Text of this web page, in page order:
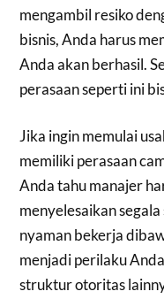
mengambil resiko
bisnis, Anda harus
Anda akan berhasil.
perasaan seperti ini
Jika ingin memulai
memiliki perasaan
Anda tahu manajer
menyelesaikan
nyaman bekerja
menjadi perilaku
struktur otoritas